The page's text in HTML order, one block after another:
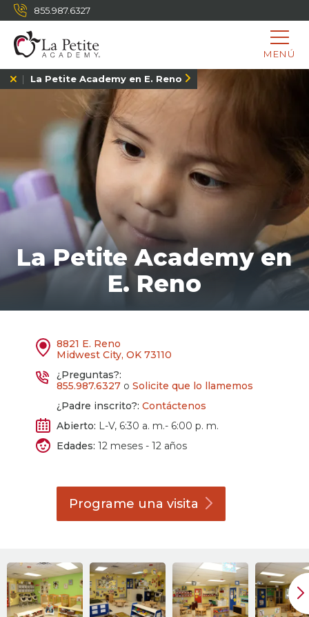
855.987.6327
MENÚ
La Petite Academy en E. Reno
La Petite Academy en
E. Reno
8821 E. Reno
Midwest City, OK 73110
¿Preguntas?:
855.987.6327 o Solicite que lo llamemos
¿Padre inscrito?: Contáctenos
Abierto: L-V, 6:30 a. m.- 6:00 p. m.
Edades: 12 meses - 12 años
Programe unavisita